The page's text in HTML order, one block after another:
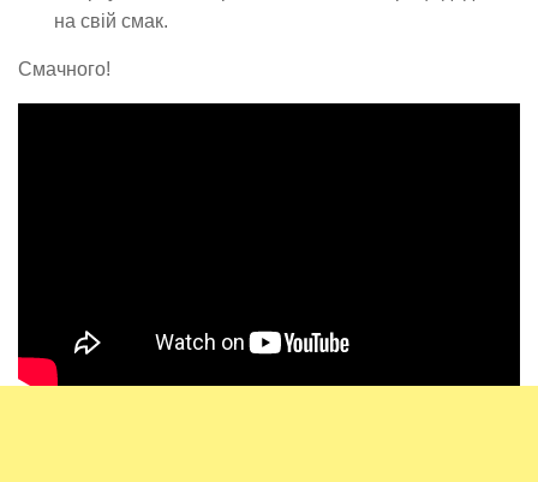
на свій смак.
Смачного!